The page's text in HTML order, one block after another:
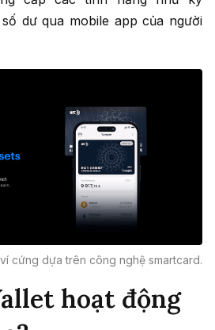
dư qua mobile app của người
cứng dựa trên công nghệ smartcard.
hoạt động